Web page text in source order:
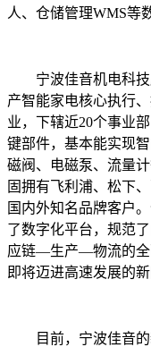
人、仓储管理WMS等
宁波佳音机电科
产智能家电核心执行
业，下辖近20个事业
键部件，基本能实现
磁阀、电磁泵、流量
固拥有飞利浦、松下
国内外知名品牌客户
了数字化平台，规范
应链—生产—物流的全
即将迈进高速发展的新
目前，宁波佳音